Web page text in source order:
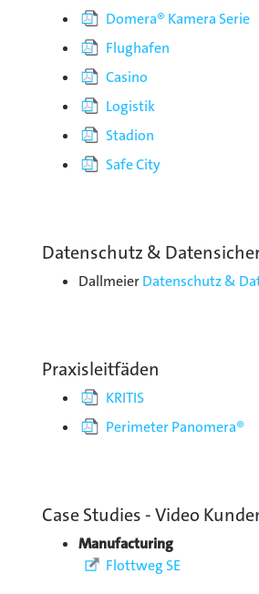
Domera® Kamera Serie
Flughafen
Casino
Logistik
Stadion
Safe City
Datenschutz &
DallmeierDatenschutz &
Praxisleitfäden
KRITIS
Perimeter Panomera®
Case Studies - Video
Manufacturing
Flottweg SE